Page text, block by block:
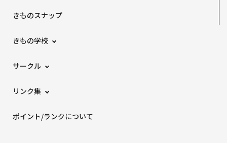
きものスナップ
きもの学校
サークル
リンク集
ポイント/ランクについて